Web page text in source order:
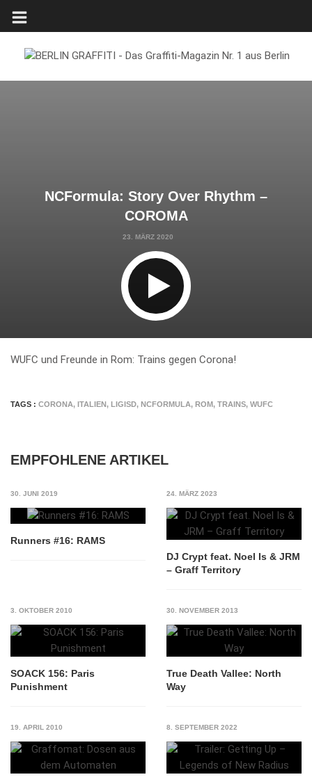
NCFormula: Story Over Rhythm –
COROMA
23. MÄRZ 2020
WUFC und Freunde in Rom: Trains gegen Corona!
TAGS : CORONA, ITALIEN, LIGISD, NCFORMULA, ROM, TRAINS, WUFC
EMPFOHLENE ARTIKEL
30. JUNI 2019
Runners #16: RAMS
24. MÄRZ 2023
DJ Crypt feat. Noel Is & JRM
– Graff Territory
3. OKTOBER 2010
SOACK 156: Paris
Punishment
30. NOVEMBER 2013
True Death Vallee: North
Way
19. APRIL 2010 8. SEPTEMBER 2022